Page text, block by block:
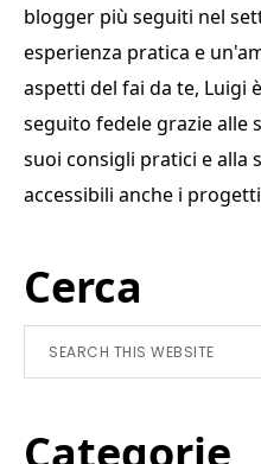
k
blogger più seguiti nel
esperienza pratica e
aspetti del fai da te, Luigi
seguito fedele grazie alle
suoi consigli pratici e alla
accessibili anche i
Primary
Sidebar
Cerca
Search
this